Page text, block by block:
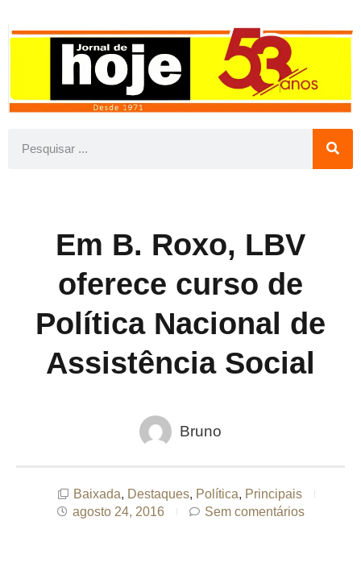
Em B. Roxo, LBV
oferece curso de
Política Nacional de
Assistência Social
Bruno
Baixada, Destaques, Política, Principais
agosto 24, 2016
Sem comentários